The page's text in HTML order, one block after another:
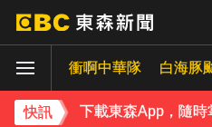
衝啊中華隊 白海豚
快訊 下載東森App，隨時